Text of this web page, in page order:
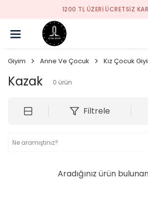
1200 TL ÜZERI ÜCRETSIZ
Giyim Anne Ve Çocuk Kız Çocuk
Kazak 0 ürün
Filtrele
Aradığınız ürün